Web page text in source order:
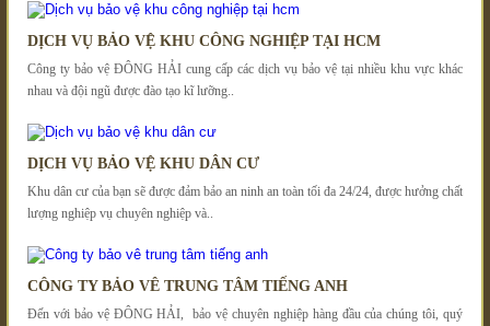
DỊCH VỤ BẢO VỆ KHU CÔNG NGHIỆP TẠI HCM
Công ty bảo vệ ĐÔNG HẢI cung cấp các dịch vụ bảo vệ tại nhiều khu vực khác
nhau và đội ngũ được đào tạo kĩ lưỡng..
DỊCH VỤ BẢO VỆ KHU DÂN CƯ
Khu dân cư của bạn sẽ được đảm bảo an ninh an toàn tối đa 24/24, được hưởng chất
lượng nghiệp vụ chuyên nghiệp và..
CÔNG TY BẢO VÊ TRUNG TÂM TIẾNG ANH
Đến với bảo vệ ĐÔNG HẢI, bảo vệ chuyên nghiệp hàng đầu của chúng tôi, quý